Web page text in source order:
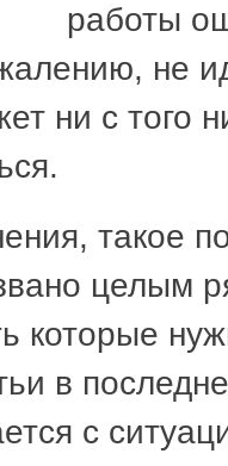
работы
не
ни с того
такое
целым
которые
в
с